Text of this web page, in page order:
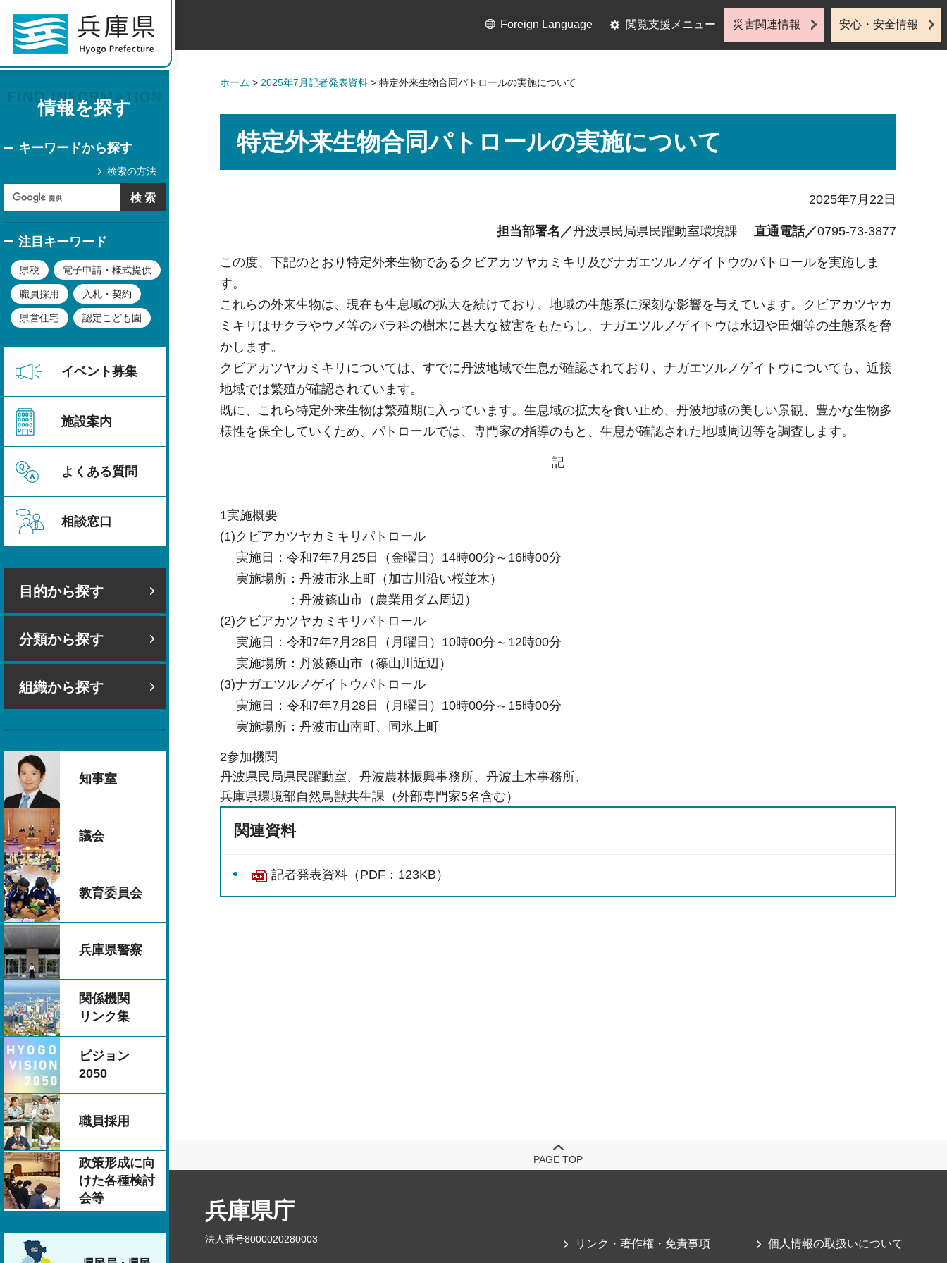
情報を探す
キーワードから探す
検索の方法
注目キーワード
県税 電子申請・様式提供
職員採用 入札・契約
県営住宅 認定こども園
イベント募集
施設案内
よくある質問
相談窓口
目的から探す
分類から探す
組織から探す
知事室
議会
教育委員会
兵庫県警察
関係機関
リンク集
ビジョン
2050
職員採用
政策形成に向
けた各種検討
会等
Foreign Language 閲覧支援メニュー 災害関連情報 安心・安全情報
ホーム > 2025年7月記者発表資料 > 特定外来生物合同パトロールの実施について
特定外来生物合同パトロールの実施について
2025年7月22日
担当部署名／丹波県民局県民躍動室環境課 直通電話／0795-73-3877
この度、下記のとおり特定外来生物であるクビアカツヤカミキリ及びナガエツルノゲイトウのパトロールを実施しま
す。
これらの外来生物は、現在も生息域の拡大を続けており、地域の生態系に深刻な影響を与えています。クビアカツヤカ
ミキリはサクラやウメ等のバラ科の樹木に甚大な被害をもたらし、ナガエツルノゲイトウは水辺や田畑等の生態系を脅
かします。
クビアカツヤカミキリについては、すでに丹波地域で生息が確認されており、ナガエツルノゲイトウについても、近接
地域では繁殖が確認されています。
既に、これら特定外来生物は繁殖期に入っています。生息域の拡大を食い止め、丹波地域の美しい景観、豊かな生物多
様性を保全していくため、パトロールでは、専門家の指導のもと、生息が確認された地域周辺等を調査します。
記
1実施概要
(1)クビアカツヤカミキリパトロール
実施日：令和7年7月25日（金曜日）14時00分～16時00分
実施場所：丹波市氷上町（加古川沿い桜並木）
：丹波篠山市（農業用ダム周辺）
(2)クビアカツヤカミキリパトロール
実施日：令和7年7月28日（月曜日）10時00分～12時00分
実施場所：丹波篠山市（篠山川近辺）
(3)ナガエツルノゲイトウパトロール
実施日：令和7年7月28日（月曜日）10時00分～15時00分
実施場所：丹波市山南町、同氷上町
2参加機関
丹波県民局県民躍動室、丹波農林振興事務所、丹波土木事務所、
兵庫県環境部自然鳥獣共生課（外部専門家5名含む）
関連資料
記者発表資料（PDF：123KB）
PAGE TOP
兵庫県庁
法人番号8000020280003 リンク・著作権・免責事項 個人情報の取扱いについて